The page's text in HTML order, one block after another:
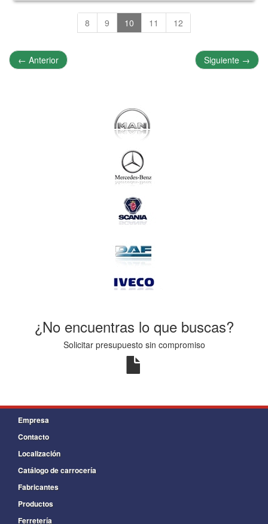
8 9 10 11 12
← Anterior Siguiente →
¿No encuentras lo que buscas?
Solicitar presupuesto sin compromiso
Empresa
Contacto
Localización
Catálogo de carrocería
Fabricantes
Productos
Ferretería